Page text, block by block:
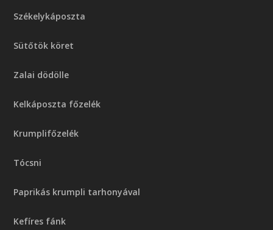
Székelykáposzta
Sütőtök köret
Zalai dödölle
Kelkáposzta főzelék
Krumplifőzelék
Tócsni
Paprikás krumpli tarhonyával
Kefíres fánk